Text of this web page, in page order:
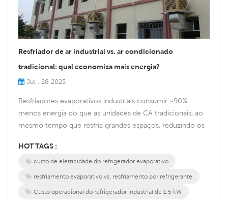
Resfriador de ar industrial vs. ar condicionado
tradicional: qual economiza mais energia?
Jul , 28 2025
Resfriadores evaporativos industriais consumir ~90%
menos energia do que as unidades de CA tradicionais, ao
mesmo tempo que resfria grandes espaços, reduzindo os
eficiência energética 1. Comparação de consumo de
energia Tipo de sistema Resfriador evaporativo industrial
(por exemplo, Siboly 1,5 kW) Ar condicionado tradicional
HOT TAGS :
custo de eletricidade do refrigerador evaporativo
resfriamento evaporativo vs. resfriamento por refrigerante
Custo operacional do refrigerador industrial de 1,5 kW